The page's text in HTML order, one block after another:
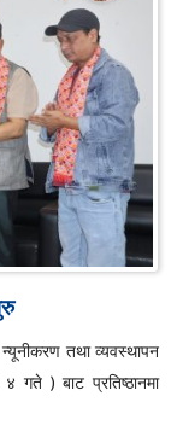
न्यूनीकरण तथा व्यवस्थापन
गते ) बाट प्रतिष्ठानमा